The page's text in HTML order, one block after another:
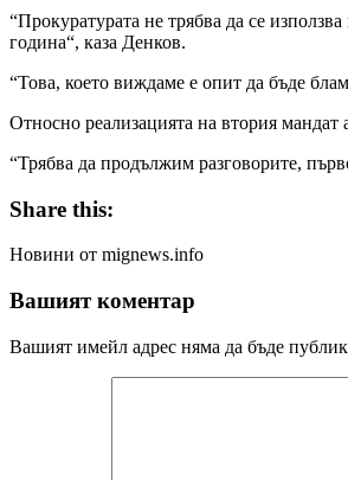
“Прокуратурата не трябва да се
година“, каза Денков.
“Това, което виждаме е опит да бъде
Относно реализацията на втория
“Трябва да продължим разговорите,
Share this:
Новини от mignews.info
Вашият коментар
Вашият имейл адрес няма да бъде